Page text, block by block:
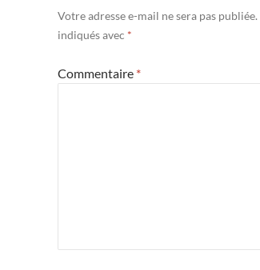
Votre adresse e-mail ne sera pas publiée.
indiqués avec *
Commentaire *